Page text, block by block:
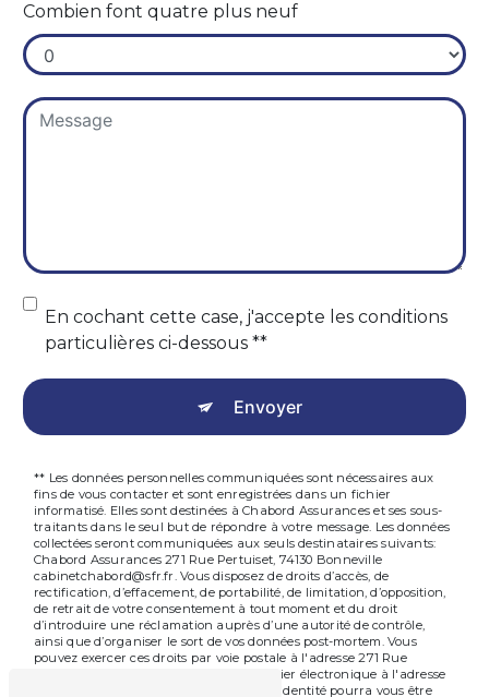
Combien font quatre plus neuf
En cochant cette case, j'accepte les conditions
particulières ci-dessous **
Envoyer
** Les données personnelles communiquées sont nécessaires aux
fins de vous contacter et sont enregistrées dans un fichier
informatisé. Elles sont destinées à Chabord Assurances et ses sous-
traitants dans le seul but de répondre à votre message. Les données
collectées seront communiquées aux seuls destinataires suivants:
Chabord Assurances 271 Rue Pertuiset, 74130 Bonneville
cabinetchabord@sfr.fr. Vous disposez de droits d’accès, de
rectification, d’effacement, de portabilité, de limitation, d’opposition,
de retrait de votre consentement à tout moment et du droit
d’introduire une réclamation auprès d’une autorité de contrôle,
ainsi que d’organiser le sort de vos données post-mortem. Vous
pouvez exercer ces droits par voie postale à l'adresse 271 Rue
Pertuiset, 74130 Bonneville ou par courrier électronique à l'adresse
cabinetchabord@sfr.fr. Un justificatif d'identité pourra vous être